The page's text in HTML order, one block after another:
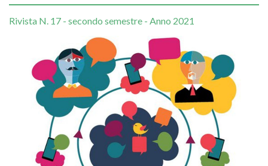
Rivista N. 17 - secondo semestre - Anno 2021